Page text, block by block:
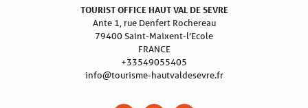
TOURIST OFFICE HAUT VAL DE SEVRE
Ante 1, rue Denfert Rochereau
79400 Saint-Maixent-l’Ecole
FRANCE
+33549055405
info@tourisme-hautvaldesevre.fr